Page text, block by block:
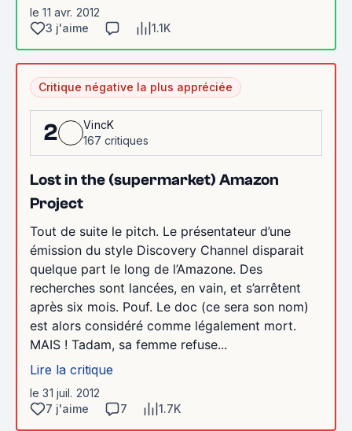
le 11 avr. 2012
3 j'aime
1.1K
Critique négative la plus appréciée
2
VincK
167 critiques
Lost in the (supermarket) Amazon
Project
Tout de suite le pitch. Le présentateur d’une
émission du style Discovery Channel disparait
quelque part le long de l’Amazone. Des
recherches sont lancées, en vain, et s’arrêtent
après six mois. Pouf. Le doc (ce sera son nom)
est alors considéré comme légalement mort.
MAIS ! Tadam, sa femme refuse...
Lire la critique
le 31 juil. 2012
7 j'aime
7 1.7K